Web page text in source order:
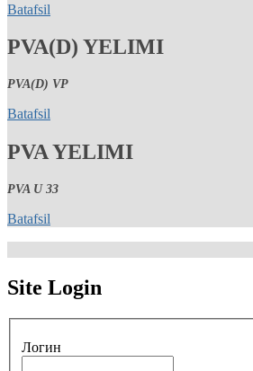
Batafsil
PVA(D) YELIMI
PVA(D) VP
Batafsil
PVA YELIMI
PVA U 33
Batafsil
Site Login
Логин